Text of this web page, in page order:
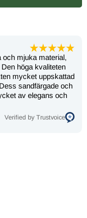
mjuka material,
höga kvaliteten
mycket uppskattad
sandfärgade och
av elegans och
Verified by Trustvoice